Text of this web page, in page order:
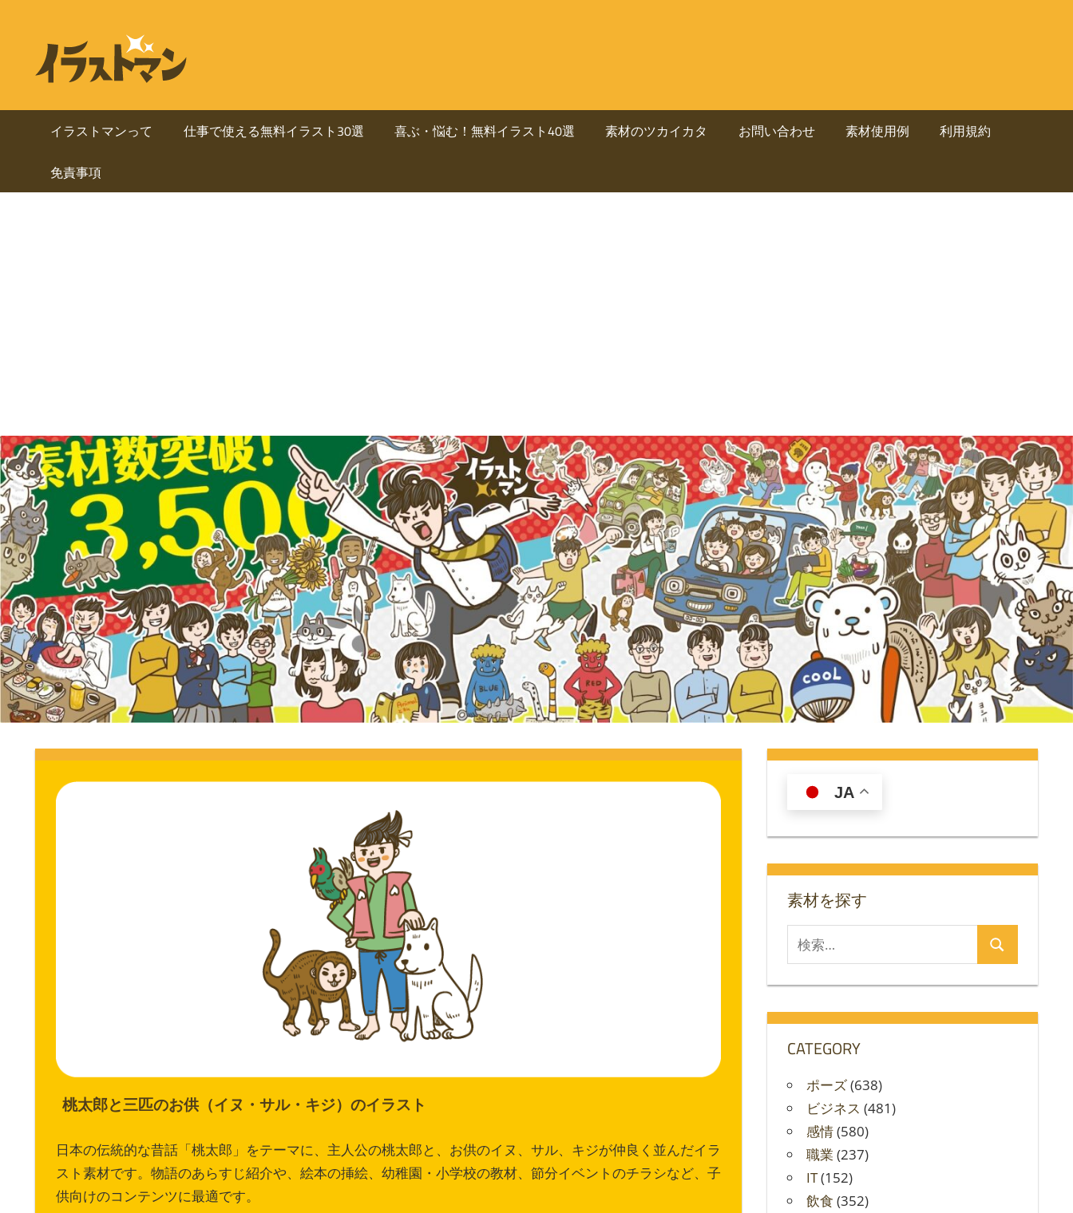
ッ
ネ
人
物
イ
ラ
ス
ト
専
門
サ
ラ
ス
を
ダ
ウ
ン
ロ
ー
ド
き
る
人
物
イ
ラ
ス
専
イラストマンって 仕事で使える無料イラスト30選 喜ぶ・悩む！無料イラスト40選 素材のツカイカタ お問い合わせ 素材使用例 利用規約
免責事項
桃太郎と三匹のお供（イヌ・サル・キジ）のイラスト
日本の伝統的な昔話「桃太郎」をテーマに、主人公の桃太郎と、お供のイヌ、サル、キジが仲良く並んだイラ
スト素材です。物語のあらすじ紹介や、絵本の挿絵、幼稚園・小学校の教材、節分イベントのチラシなど、子
供向けのコンテンツに最適です。
JA
素材を探す
検
索
対
検
CATEGORY
ポーズ(638)
ビジネス (481)
感情(580)
職業 (237)
IT(152)
飲食 (352)